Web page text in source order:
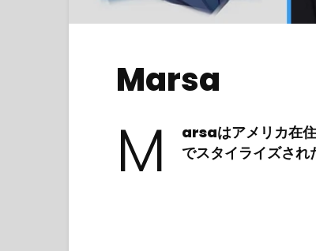
Marsa
M
arsaはアメリカ在
でスタイライズされ